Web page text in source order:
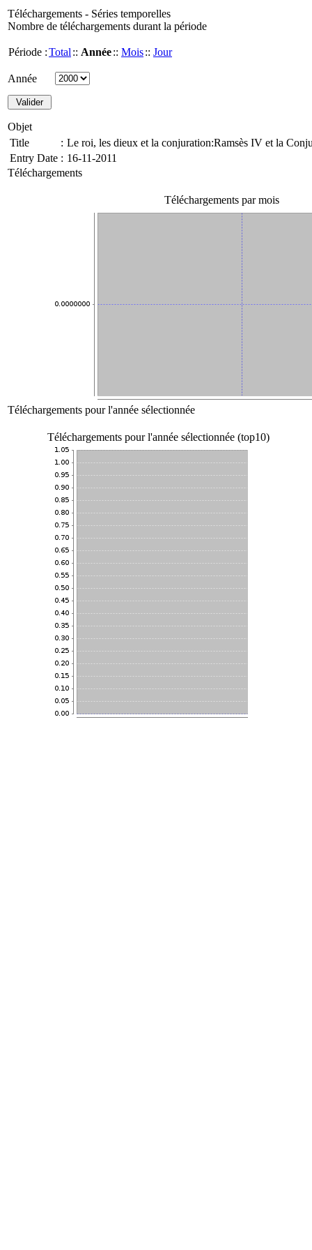
Téléchargements - Séries temporelles
Nombre de téléchargements durant la période
Période :Total :: Année:: Mois:: Jour
Année
Objet
Title
: Le roi, les dieux et la conjuration:Ramsès IV et la
Entry Date : 16-11-2011
Téléchargements
Téléchargements par mois
Téléchargements pour l'année sélectionnée
Téléchargements pour l'année sélectionnée (top10)